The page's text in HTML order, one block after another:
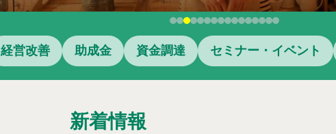
経営改善 助成金 資金調達 セミナー・イベント
新着情報